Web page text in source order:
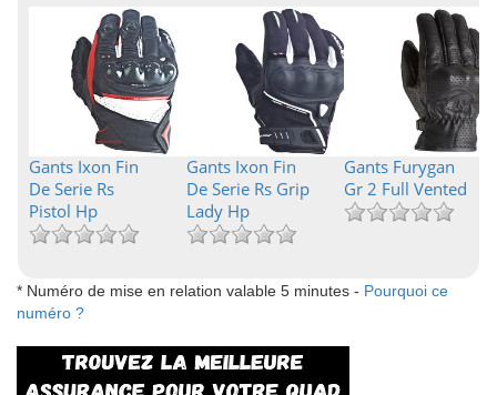
Gants Ixon Fin
De Serie Rs
Pistol Hp
Gants Ixon Fin
De Serie Rs Grip
Lady Hp
Gants Furygan
Gr 2 Full Vented
* Numéro de mise en relation valable 5 minutes - Pourquoi ce
numéro ?